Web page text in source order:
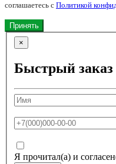
соглашаетесь с Политикой
Принять
×
Быстрый заказ
Я прочитал(а) и